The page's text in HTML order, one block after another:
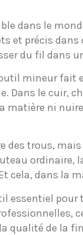
dans le
et précis
du fil dans
mineur
Dans le cuir,
matière ni
des trous,
ordinaire,
cela, dans la
essentiel pour
qualité de la